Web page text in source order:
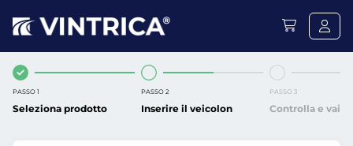
PASSO 1
Seleziona prodotto
PASSO 2
Inserire il veicolon
PASSO 3
Controlla e vai